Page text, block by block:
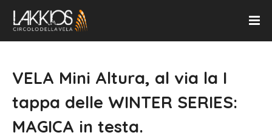
VELA Mini Altura, al via la I
tappa delle WINTER SERIES:
MAGICA in testa.